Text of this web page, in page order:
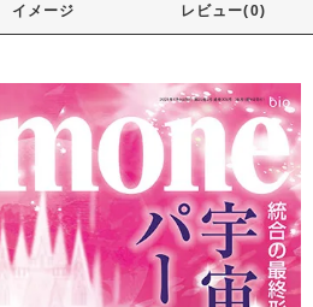
イメージ レビュー(0)